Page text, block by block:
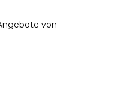
von